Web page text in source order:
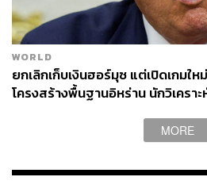
WORLD
ยกเลิกเก็บเงินฮอร์มุซ แต่เปิดเกมใ
โครงสร้างพื้นฐานอิหร่าน นักวิเครา
MORE